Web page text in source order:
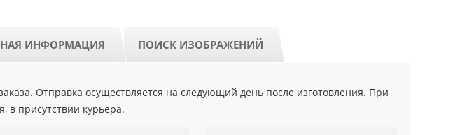
ИНФОРМАЦИЯ ПОИСК ИЗОБРАЖЕНИЙ
Отправка осуществляется на следующий день после изготовления. При
в присутствии курьера.